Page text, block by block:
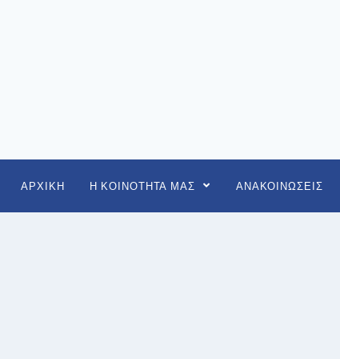
ΑΡΧΙΚΗ Η ΚΟΙΝΟΤΗΤΑ ΜΑΣ ΑΝΑΚΟΙΝΩΣΕΙΣ